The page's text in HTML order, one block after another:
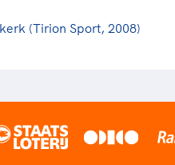
(Tirion Sport, 2008)